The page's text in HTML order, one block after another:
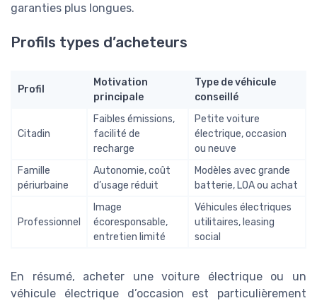
garanties plus longues.
Profils types d’acheteurs
Profil
Motivation
principale
Type de véhicule
conseillé
Citadin
Faibles émissions,
facilité de
recharge
Petite voiture
électrique, occasion
ou neuve
Famille
périurbaine
Autonomie, coût
d’usage réduit
Modèles avec grande
batterie, LOA ou achat
Professionnel
Image
écoresponsable,
entretien limité
Véhicules électriques
utilitaires, leasing
social
En résumé, acheter une voiture électrique ou un
véhicule électrique d’occasion est particulièrement